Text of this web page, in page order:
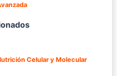
Celular y Molecular